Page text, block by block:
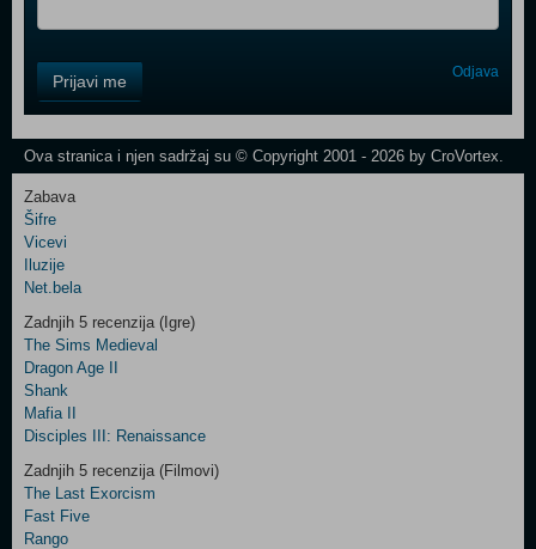
Field
One
Control
Two
Newsletter
Control
Field
Three
Prijavi me Odjava
Ova stranica i njen sadržaj su © Copyright 2001 - 2026 by CroVortex.
Zabava
Šifre
Vicevi
Iluzije
Net.bela
Zadnjih 5 recenzija (Igre)
The Sims Medieval
Dragon Age II
Shank
Mafia II
Disciples III: Renaissance
Zadnjih 5 recenzija (Filmovi)
The Last Exorcism
Fast Five
Rango